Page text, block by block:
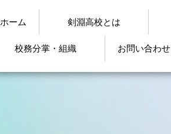
ホーム 剣淵高校とは
校務分掌・組織 お問い合わせ